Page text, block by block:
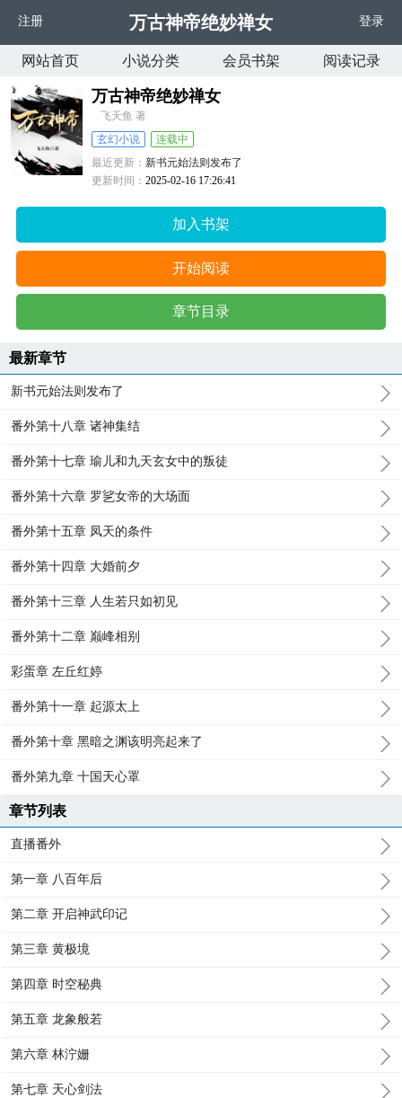
注册 万古神帝绝妙禅女 登录
网站首页 小说分类 会员书架 阅读记录
万古神帝绝妙禅女
飞天鱼 著
玄幻小说
连载中
最近更新：新书元始法则发布了
更新时间：2025-02-16 17:26:41
加入书架
开始阅读
章节目录
最新章节
新书元始法则发布了
番外第十八章 诸神集结
番外第十七章 瑜儿和九天玄女中的叛徒
番外第十六章 罗乷女帝的大场面
番外第十五章 凤天的条件
番外第十四章 大婚前夕
番外第十三章 人生若只如初见
番外第十二章 巅峰相别
彩蛋章 左丘红婷
番外第十一章 起源太上
番外第十章 黑暗之渊该明亮起来了
番外第九章 十国天心罩
章节列表
直播番外
第一章 八百年后
第二章 开启神武印记
第三章 黄极境
第四章 时空秘典
第五章 龙象般若
第六章 林泞姗
第七章 天心剑法